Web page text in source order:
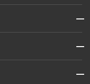
開閉
開閉
開閉